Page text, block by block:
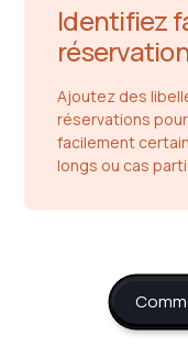
Identifiez
Ajoutez des
réservations
facilement
longs ou cas